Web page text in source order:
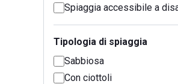
Spiaggia accessibile a
Tipologia di spiaggia
Sabbiosa
Con ciottoli